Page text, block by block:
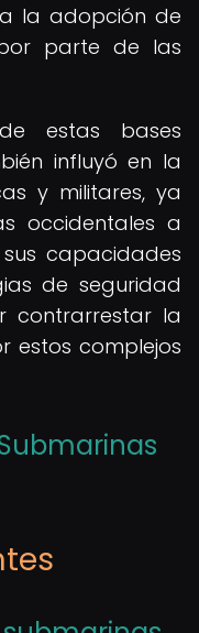
la adopción de
parte de las
estas bases
influyó en la
y militares, ya
occidentales a
capacidades
de seguridad
contrarrestar la
estos complejos